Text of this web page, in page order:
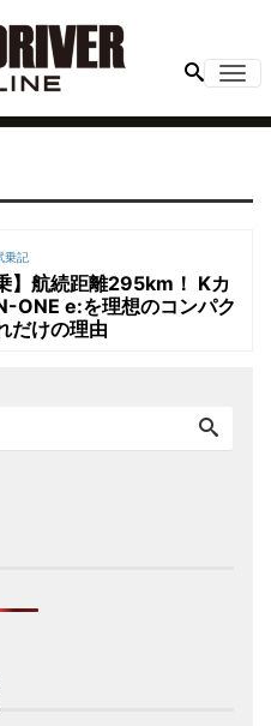
乗記
】航続距離295km！ Kカ
ONE e:を理想のコンパク
だけの理由